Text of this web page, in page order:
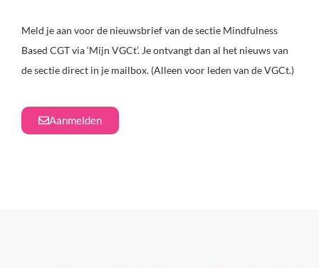
Meld je aan voor de nieuwsbrief van de sectie Mindfulness
Based CGT via ‘Mijn VGCt’. Je ontvangt dan al het nieuws van
de sectie direct in je mailbox. (Alleen voor leden van de VGCt.)
Aanmelden